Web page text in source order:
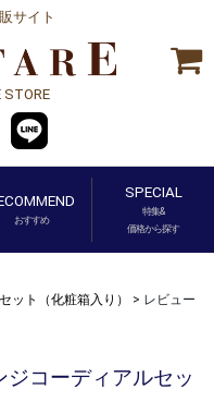
サイト
STORE
おすすめ
SPECIAL
特集&
価格から探す
ット（化粧箱入り） > レビュー
コーディアルセッ